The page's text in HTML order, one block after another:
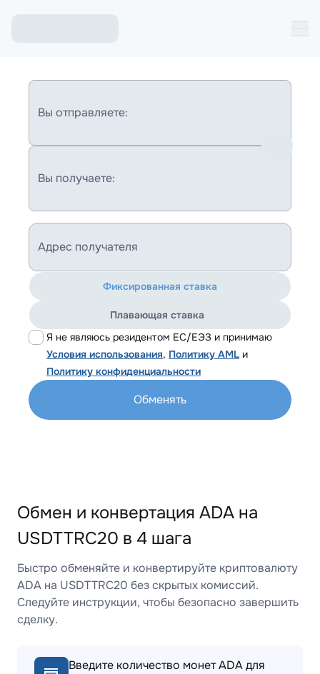
Вы отправляете:
Вы получаете:
Адрес получателя
Я не являюсь резидентом ЕС/ЕЭЗ и принимаю
Условия использования, Политику AML и
Политику конфиденциальности
Фиксированная ставка
Плавающая ставка
Обменять
Обмен и конвертация ADA на
USDTTRC20 в 4 шага
Быстро обменяйте и конвертируйте криптовалюту
ADA на USDTTRC20 без скрытых комиссий.
Следуйте инструкции, чтобы безопасно завершить
сделку.
Введите количество монет ADA для